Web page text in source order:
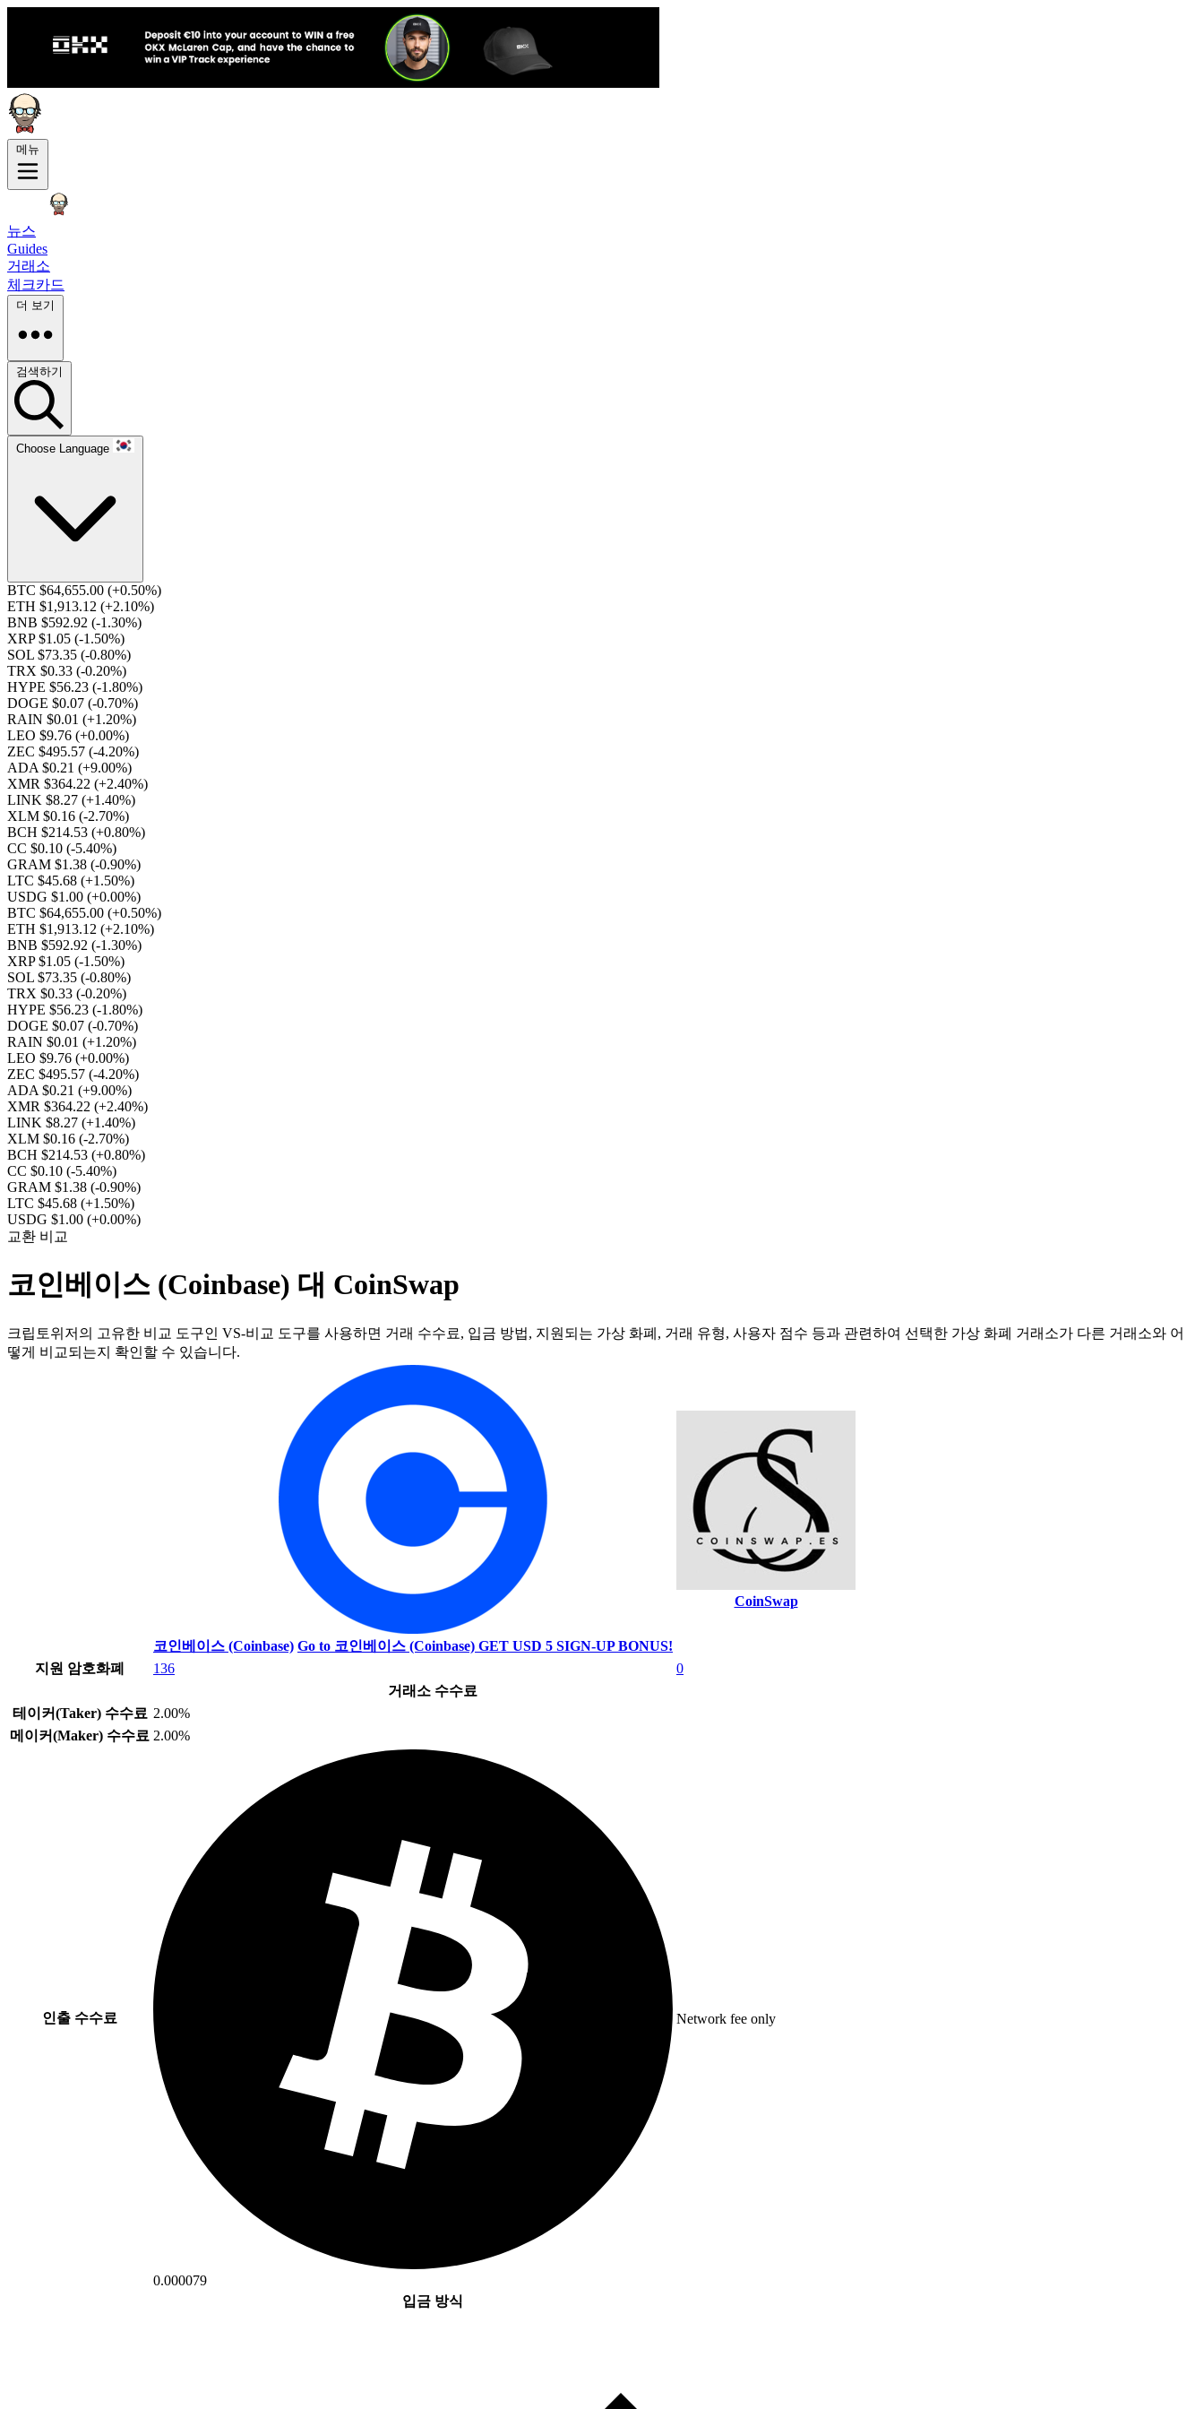
메뉴
뉴스
Guides
거래소
체크카드
더 보기
검색하기
Choose Language
BTC $64,655.00 (+0.50%)
ETH $1,913.12 (+2.10%)
BNB $592.92 (-1.30%)
XRP $1.05 (-1.50%)
SOL $73.35 (-0.80%)
TRX $0.33 (-0.20%)
HYPE $56.23 (-1.80%)
DOGE $0.07 (-0.70%)
RAIN $0.01 (+1.20%)
LEO $9.76 (+0.00%)
ZEC $495.57 (-4.20%)
ADA $0.21 (+9.00%)
XMR $364.22 (+2.40%)
LINK $8.27 (+1.40%)
XLM $0.16 (-2.70%)
BCH $214.53 (+0.80%)
CC $0.10 (-5.40%)
GRAM $1.38 (-0.90%)
LTC $45.68 (+1.50%)
USDG $1.00 (+0.00%)
BTC $64,655.00 (+0.50%)
ETH $1,913.12 (+2.10%)
BNB $592.92 (-1.30%)
XRP $1.05 (-1.50%)
SOL $73.35 (-0.80%)
TRX $0.33 (-0.20%)
HYPE $56.23 (-1.80%)
DOGE $0.07 (-0.70%)
RAIN $0.01 (+1.20%)
LEO $9.76 (+0.00%)
ZEC $495.57 (-4.20%)
ADA $0.21 (+9.00%)
XMR $364.22 (+2.40%)
LINK $8.27 (+1.40%)
XLM $0.16 (-2.70%)
BCH $214.53 (+0.80%)
CC $0.10 (-5.40%)
GRAM $1.38 (-0.90%)
LTC $45.68 (+1.50%)
USDG $1.00 (+0.00%)
교환 비교
코인베이스 (Coinbase) 대 CoinSwap
크립토위저의 고유한 비교 도구인 VS-비교 도구를 사용하면 거래 수수료, 입금 방법, 지원되는 가상 화폐, 거래 유형, 사용자 점수 등과 관련하여 선택한 가상 화폐 거래소가 다른 거래소와 어
떻게 비교되는지 확인할 수 있습니다.
코인베이스 (Coinbase) Go to 코인베이스 (Coinbase) GET USD 5 SIGN-UP BONUS!
CoinSwap
지원 암호화폐 136
0
거래소 수수료
테이커(Taker) 수수료 2.00%
메이커(Maker) 수수료 2.00%
인출 수수료
0.000079
Network fee only
입금 방식